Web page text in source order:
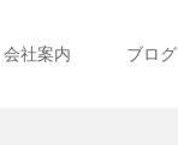
会社案内 ブログ